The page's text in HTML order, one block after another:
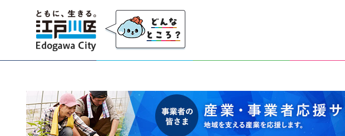
江戸川区
事業者の皆さま 産業・事業者応援サイト 地域を支える産業を応援します。